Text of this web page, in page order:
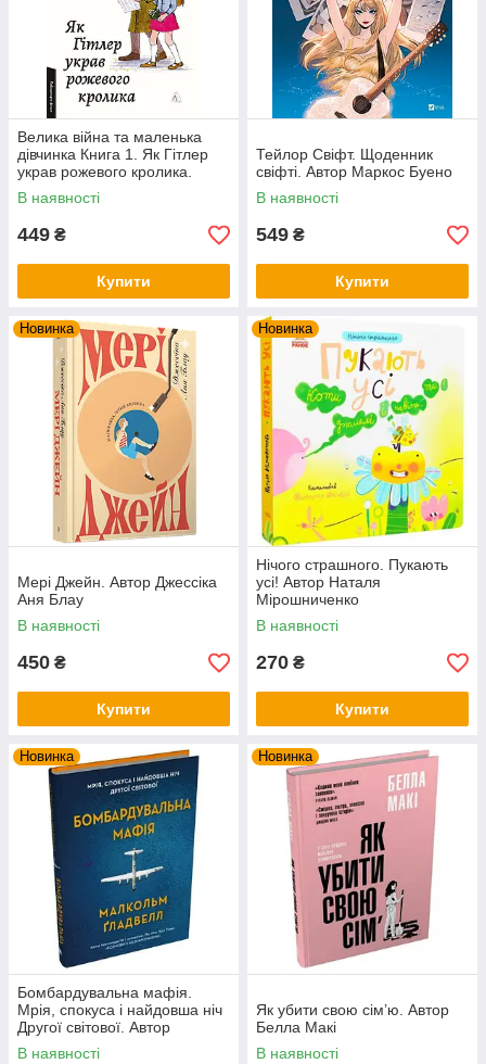
Велика війна та маленька
дівчинка Книга 1. Як Гітлер
украв рожевого кролика.
Автор Джудіт Керр
В наявності
449 ₴
Купити
Тейлор Свіфт. Щоденник
свіфті. Автор Маркос Буено
В наявності
549 ₴
Купити
Новинка
Мері Джейн. Автор Джессіка
Аня Блау
В наявності
450 ₴
Купити
Новинка
Нічого страшного. Пукають
усі! Автор Наталя
Мірошниченко
В наявності
270 ₴
Купити
Новинка
Бомбардувальна мафія.
Мрія, спокуса і найдовша ніч
Другої cвітової. Автор
Малкольм Ґладвелл
В наявності
Новинка
Як убити свою сім’ю. Автор
Белла Макі
В наявності